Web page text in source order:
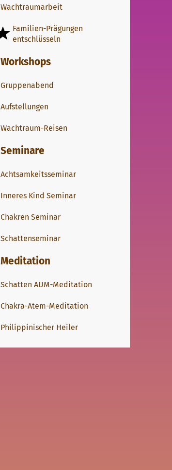
Wachtraumarbeit
Familien-Prägungen
entschlüsseln
Workshops
Gruppenabend
Aufstellungen
Wachtraum-Reisen
Seminare
Achtsamkeitsseminar
Inneres Kind Seminar
Chakren Seminar
Schattenseminar
Meditation
Schatten AUM-Meditation
Chakra-Atem-Meditation
Philippinischer Heiler